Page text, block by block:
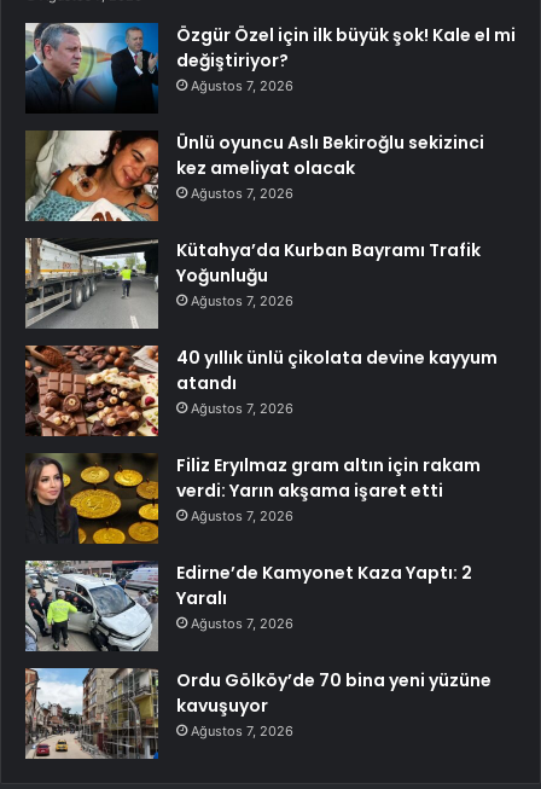
Özgür Özel için ilk büyük şok! Kale el mi
değiştiriyor?
Ağustos 7, 2026
Ünlü oyuncu Aslı Bekiroğlu sekizinci
kez ameliyat olacak
Ağustos 7, 2026
Kütahya’da Kurban Bayramı Trafik
Yoğunluğu
Ağustos 7, 2026
40 yıllık ünlü çikolata devine kayyum
atandı
Ağustos 7, 2026
Filiz Eryılmaz gram altın için rakam
verdi: Yarın akşama işaret etti
Ağustos 7, 2026
Edirne’de Kamyonet Kaza Yaptı: 2
Yaralı
Ağustos 7, 2026
Ordu Gölköy’de 70 bina yeni yüzüne
kavuşuyor
Ağustos 7, 2026